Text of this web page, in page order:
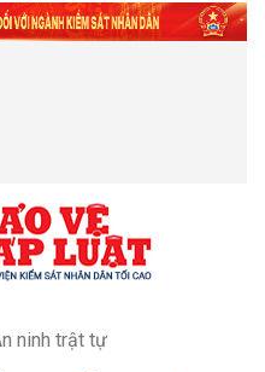
ninh trật tự